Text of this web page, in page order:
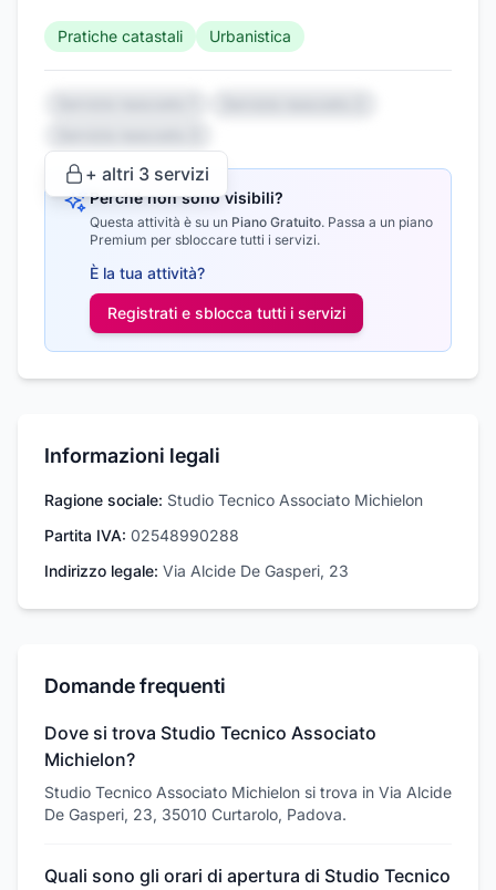
Pratiche catastali Urbanistica
+ altri 3 servizi
Perché non sono visibili?
Questa attività è su un Piano Gratuito. Passa a un piano
Premium per sbloccare tutti i servizi.
È la tua attività?
Registrati e sblocca tutti i servizi
Informazioni legali
Ragione sociale: Studio Tecnico Associato Michielon
Partita IVA: 02548990288
Indirizzo legale: Via Alcide De Gasperi, 23
Domande frequenti
Dove si trova Studio Tecnico Associato
Michielon?
Studio Tecnico Associato Michielon si trova in Via Alcide
De Gasperi, 23, 35010 Curtarolo, Padova.
Quali sono gli orari di apertura di Studio Tecnico